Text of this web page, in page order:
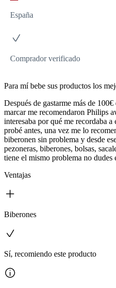
España
Comprador verificado
Para mí bebe sus productos los
Después de gastarme más de
marcar me recomendaron Philips
interesaba por qué me recordaba
probé antes, una vez me lo
biberonen sin problema y desde
pezoneras, biberones, bolsas,
tiene el mismo problema no dudes
Ventajas
Biberones
Sí, recomiendo este producto